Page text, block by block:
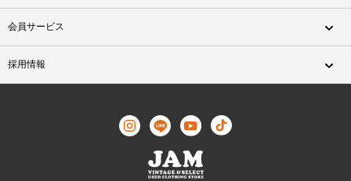
会員サービス
採用情報